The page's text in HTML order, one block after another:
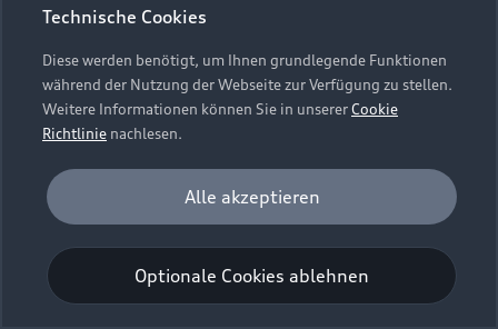
Bordbuch & Bedienungsanleitungen
Verträge kündigen
Vertrag widerrufen
Datenschutz
Audi erleben
Newsletter
Datenschutzinformation
Cookie-Richtlinie
Barrierefreiheit
Digital Services Act
EU Data Act
Embleme am Fahrzeug bei allen Abbildungen auf dieser
Webseite kann abweichen.
Technische Cookies
Diese werden benötigt, um Ihnen grundlegende Funktionen
während der Nutzung der Webseite zur Verfügung zu stellen.
Weitere Informationen können Sie in unsererCookie
Richtlinie nachlesen.
Analyse und Statistik
Performance Cookies sammeln Informationen
darüber, wie unsere Webseite genutzt wird (z. B.
Anzahl der Besuche, Verweildauer). Diese Cookies
werden zur Optimierung der Webseite verwendet.
Optionale Cookies ablehnen
Alle akzeptieren